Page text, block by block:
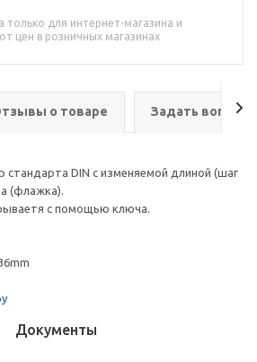
только для интернет-магазина и
цен в розничных магазинах
о товаре Задать вопрос
стандарта DIN с изменяемой длиной (шаг
(флажка).
с помощью ключа.
Документы